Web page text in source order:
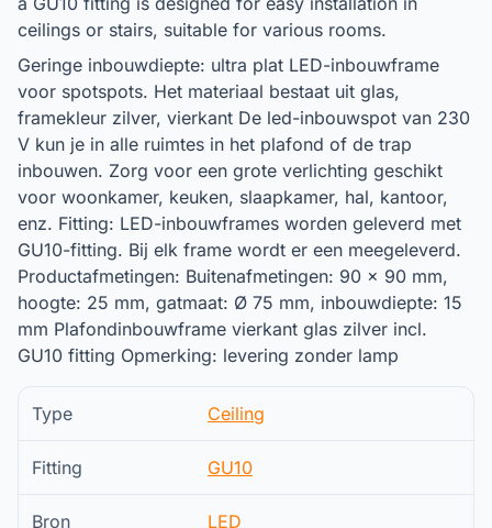
ceilings or stairs, suitable for various rooms.
Geringe inbouwdiepte: ultra plat LED-inbouwframe
voor spotspots. Het materiaal bestaat uit glas,
framekleur zilver, vierkant De led-inbouwspot van 230
V kun je in alle ruimtes in het plafond of de trap
inbouwen. Zorg voor een grote verlichting geschikt
voor woonkamer, keuken, slaapkamer, hal, kantoor,
enz. Fitting: LED-inbouwframes worden geleverd met
GU10-fitting. Bij elk frame wordt er een meegeleverd.
Productafmetingen: Buitenafmetingen: 90 x 90 mm,
hoogte: 25 mm, gatmaat: Ø 75 mm, inbouwdiepte: 15
mm Plafondinbouwframe vierkant glas zilver incl.
GU10 fitting Opmerking: levering zonder lamp
Type Ceiling
Fitting GU10
Bron LED